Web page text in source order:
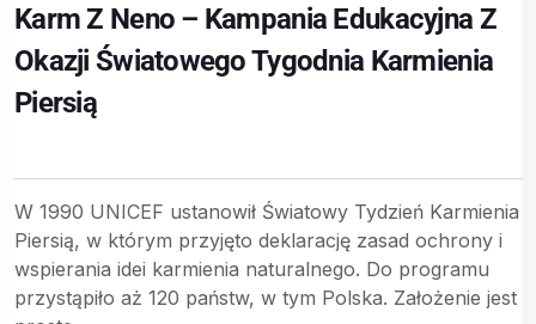
Karm Z Neno – Kampania Edukacyjna Z
Okazji Światowego Tygodnia Karmienia
Piersią
W 1990 UNICEF ustanowił Światowy Tydzień Karmienia
Piersią, w którym przyjęto deklarację zasad ochrony i
wspierania idei karmienia naturalnego. Do programu
przystąpiło aż 120 państw, w tym Polska. Założenie jest